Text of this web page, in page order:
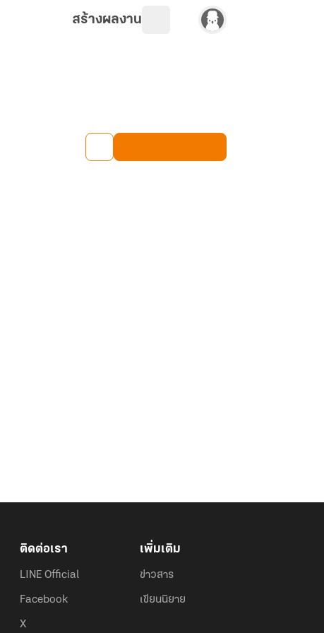
สร้างผลงาน
ติดต่อเรา
LINE Official
Facebook
X
เพิ่มเติม
ข่าวสาร
เขียนนิยาย